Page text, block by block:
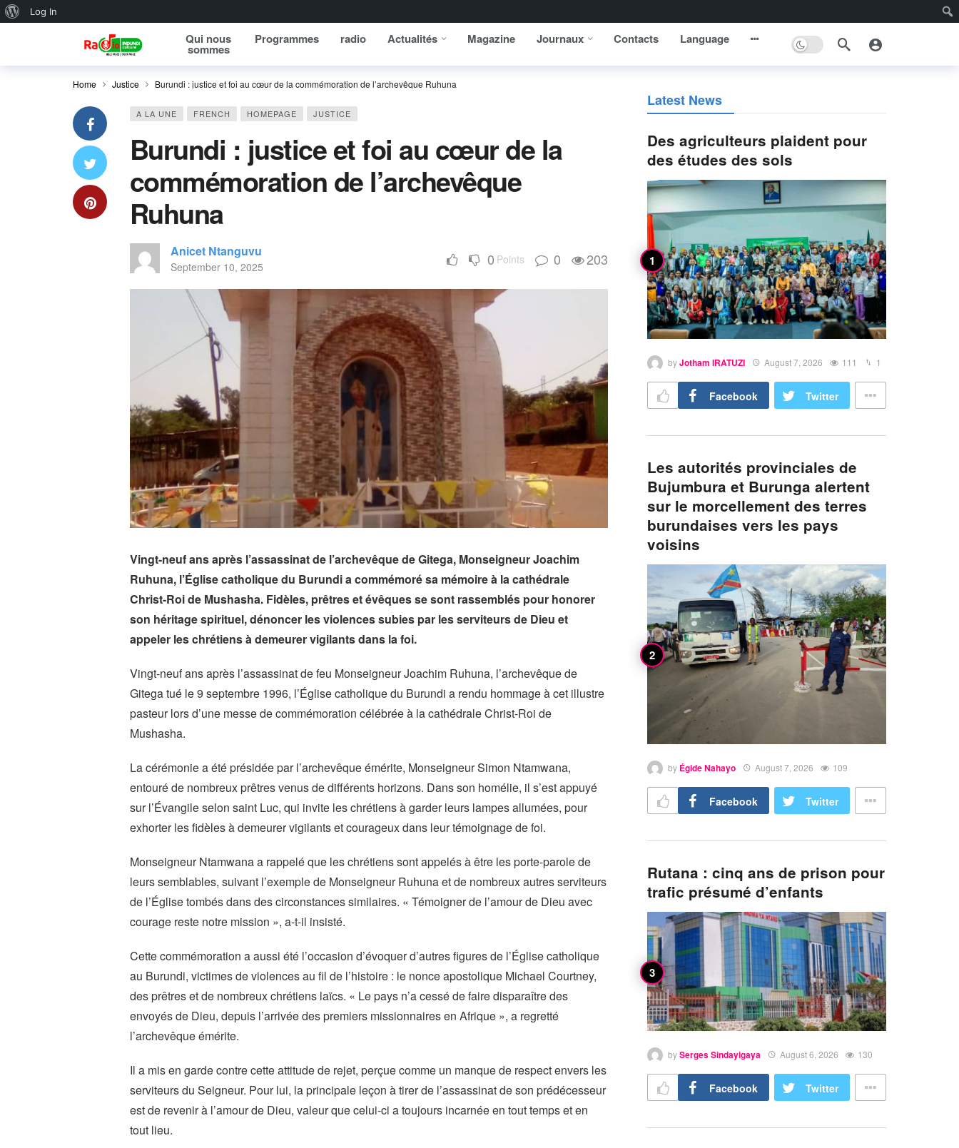
About WordPress
Log In
Qui nous
sommes
Programmes radio Actualités Magazine Journaux Contacts Language
Home Justice Burundi : justice et foi au cœur de la commémoration de l’archevêque Ruhuna
A LA UNE FRENCH HOMEPAGE JUSTICE
Burundi : justice et foi au cœur de la
commémoration de l’archevêque
Ruhuna
Anicet Ntanguvu
September 10, 2025 0 Points 0 203
Vingt-neuf ans après l’assassinat de l’archevêque de Gitega, Monseigneur Joachim
Ruhuna, l’Église catholique du Burundi a commémoré sa mémoire à la cathédrale
Christ-Roi de Mushasha. Fidèles, prêtres et évêques se sont rassemblés pour honorer
son héritage spirituel, dénoncer les violences subies par les serviteurs de Dieu et
appeler les chrétiens à demeurer vigilants dans la foi.
Vingt-neuf ans après l’assassinat de feu Monseigneur Joachim Ruhuna, l’archevêque de
Gitega tué le 9 septembre 1996, l’Église catholique du Burundi a rendu hommage à cet illustre
pasteur lors d’une messe de commémoration célébrée à la cathédrale Christ-Roi de
Mushasha.
La cérémonie a été présidée par l’archevêque émérite, Monseigneur Simon Ntamwana,
entouré de nombreux prêtres venus de différents horizons. Dans son homélie, il s’est appuyé
sur l’Évangile selon saint Luc, qui invite les chrétiens à garder leurs lampes allumées, pour
exhorter les fidèles à demeurer vigilants et courageux dans leur témoignage de foi.
Monseigneur Ntamwana a rappelé que les chrétiens sont appelés à être les porte-parole de
leurs semblables, suivant l’exemple de Monseigneur Ruhuna et de nombreux autres serviteurs
de l’Église tombés dans des circonstances similaires. « Témoigner de l’amour de Dieu avec
courage reste notre mission », a-t-il insisté.
Cette commémoration a aussi été l’occasion d’évoquer d’autres figures de l’Église catholique
au Burundi, victimes de violences au fil de l’histoire : le nonce apostolique Michael Courtney,
des prêtres et de nombreux chrétiens laïcs. « Le pays n’a cessé de faire disparaître des
envoyés de Dieu, depuis l’arrivée des premiers missionnaires en Afrique », a regretté
l’archevêque émérite.
Il a mis en garde contre cette attitude de rejet, perçue comme un manque de respect envers les
serviteurs du Seigneur. Pour lui, la principale leçon à tirer de l’assassinat de son prédécesseur
est de revenir à l’amour de Dieu, valeur que celui-ci a toujours incarnée en tout temps et en
tout lieu.
Latest News
Des agriculteurs plaident pour
des études des sols
byJotham IRATUZI August 7, 2026 111 1
Facebook Twitter
Les autorités provinciales de
Bujumbura et Burunga alertent
sur le morcellement des terres
burundaises vers les pays
voisins
by Égide Nahayo August 7, 2026 109
Facebook Twitter
Rutana : cinq ans de prison pour
trafic présumé d’enfants
bySerges Sindayigaya August 6, 2026 130
Facebook Twitter